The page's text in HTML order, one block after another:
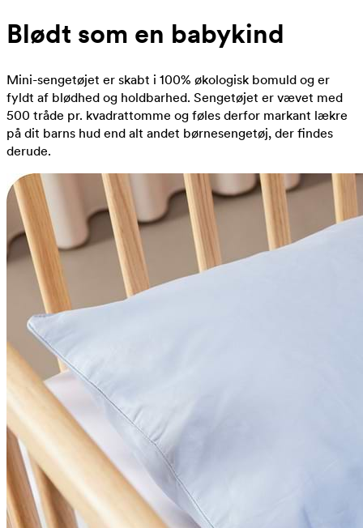
Blødt som en babykind
Mini-sengetøjet er skabt i 100% økologisk bomuld og er
fyldt af blødhed og holdbarhed. Sengetøjet er vævet med
500 tråde pr. kvadrattomme og føles derfor markant lækre
på dit barns hud end alt andet børnesengetøj, der findes
derude.